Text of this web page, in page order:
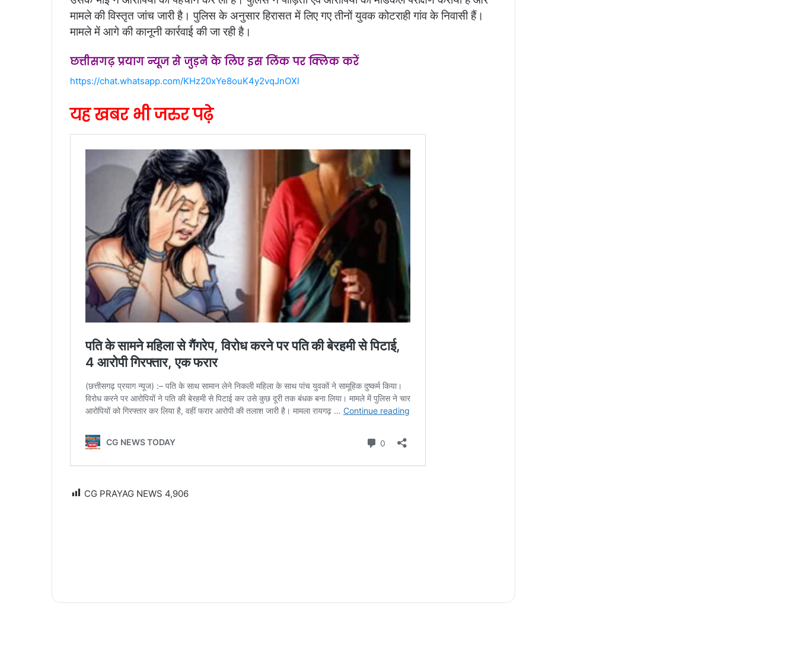
मामले की विस्तृत जांच जारी है। पुलिस के अनुसार हिरासत में लिए गए तीनों युवक कोटराही गांव के निवासी हैं।
मामले में आगे की कानूनी कार्रवाई की जा रही है।
छत्तीसगढ़ प्रयाग न्यूज से जुड़ने के लिए इस लिंक पर क्लिक करें
https://chat.whatsapp.com/KHz20xYe8ouK4y2vqJnOXl
यह खबर भी जरुर पढ़े
CG PRAYAG NEWS 4,906